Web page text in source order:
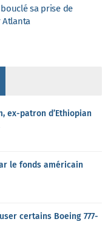
sa prise de
ex-patron d’Ethiopian
le fonds américain
certains Boeing 777-